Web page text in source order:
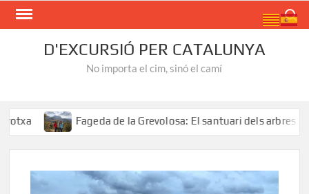
Skip
D'EXCURSIÓ PER CATALUNYA
No importa el cim, sinó el camí
Fageda de la Grevolosa: El santuari dels arbres